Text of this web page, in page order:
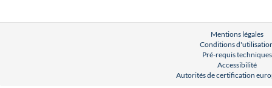
Mentions légales
Conditions
Pré-requis techniques
Accessibilité
Autorités de certification